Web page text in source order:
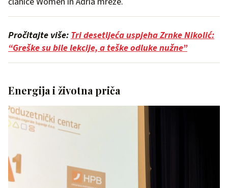
Pročitajte više:Tri desetljeća uspjeha Zrnke Nikolić:
“Greške su bile lekcije, a teške odluke nužne”
Energija i životna priča